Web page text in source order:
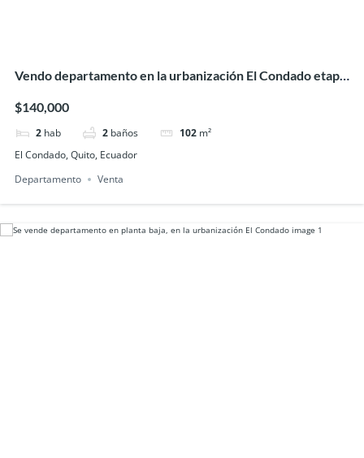
Vendo departamento en la urbanización El Condado etapa
$140,000
2 hab 2 baños 102 m²
El Condado, Quito, Ecuador
Departamento
Venta